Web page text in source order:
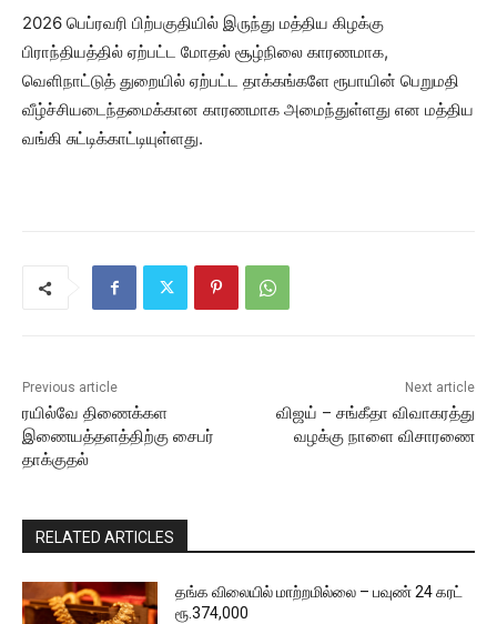
2026 பெப்ரவரி பிற்பகுதியில் இருந்து மத்திய கிழக்கு
பிராந்தியத்தில் ஏற்பட்ட மோதல் சூழ்நிலை காரணமாக,
வெளிநாட்டுத் துறையில் ஏற்பட்ட தாக்கங்களே ரூபாயின் பெறுமதி
வீழ்ச்சியடைந்தமைக்கான காரணமாக அமைந்துள்ளது என மத்திய
வங்கி சுட்டிக்காட்டியுள்ளது.
Previous article
ரயில்வே திணைக்கள
இணையத்தளத்திற்கு சைபர்
தாக்குதல்
Next article
விஜய் – சங்கீதா விவாகரத்து
வழக்கு நாளை விசாரணை
RELATED ARTICLES
தங்க விலையில் மாற்றமில்லை – பவுண் 24 கரட்
ரூ.374,000